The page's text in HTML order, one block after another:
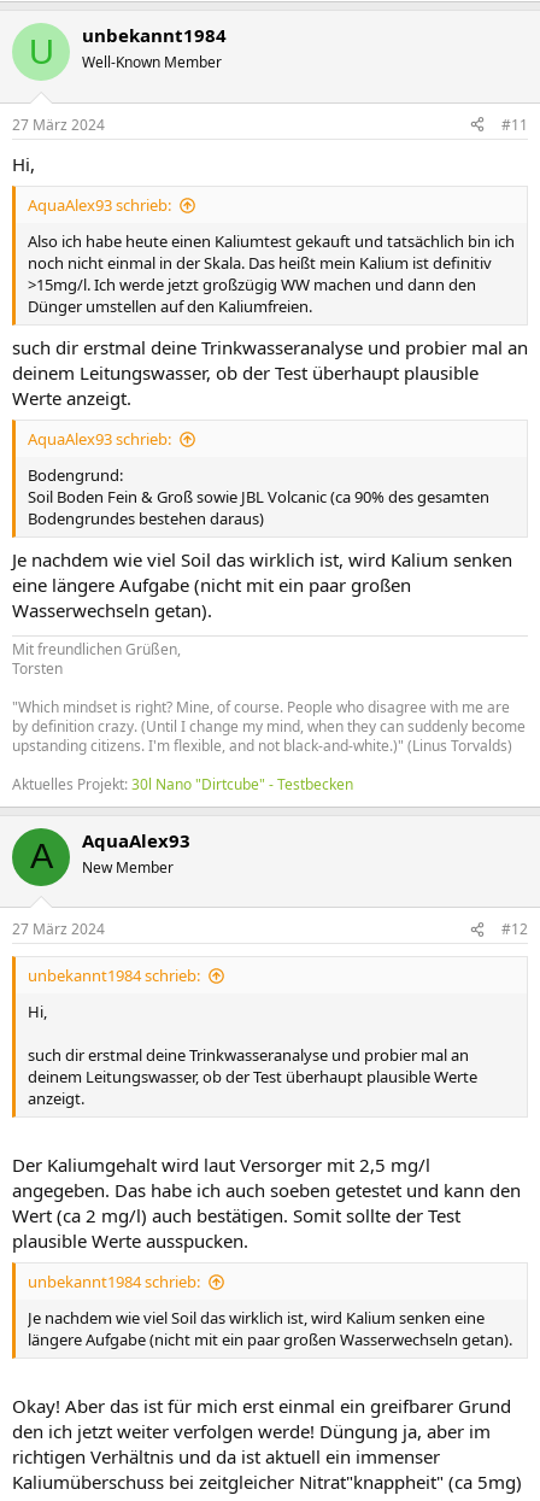
k
i
e
:
U unbekannt1984
Well-Known Member
27 März 2024 #11
Hi,
AquaAlex93 schrieb:
Also ich habe heute einen Kaliumtest gekauft und tatsächlich bin ich
noch nicht einmal in der Skala. Das heißt mein Kalium ist definitiv
>15mg/l. Ich werde jetzt großzügig WW machen und dann den
Dünger umstellen auf den Kaliumfreien.
such dir erstmal deine Trinkwasseranalyse und probier mal an
deinem Leitungswasser, ob der Test überhaupt plausible
Werte anzeigt.
AquaAlex93 schrieb:
Bodengrund:
Soil Boden Fein & Groß sowie JBL Volcanic (ca 90% des gesamten
Bodengrundes bestehen daraus)
Je nachdem wie viel Soil das wirklich ist, wird Kalium senken
eine längere Aufgabe (nicht mit ein paar großen
Wasserwechseln getan).
Mit freundlichen Grüßen,
Torsten
"Which mindset is right? Mine, of course. People who disagree with me are
by definition crazy. (Until I change my mind, when they can suddenly become
upstanding citizens. I'm flexible, and not black-and-white.)" (Linus Torvalds)
Aktuelles Projekt:30l Nano "Dirtcube" - Testbecken
A AquaAlex93
New Member
27 März 2024 #12
unbekannt1984 schrieb:
Hi,
such dir erstmal deine Trinkwasseranalyse und probier mal an
deinem Leitungswasser, ob der Test überhaupt plausible Werte
anzeigt.
Der Kaliumgehalt wird laut Versorger mit 2,5 mg/l
angegeben. Das habe ich auch soeben getestet und kann den
Wert (ca 2 mg/l) auch bestätigen. Somit sollte der Test
plausible Werte ausspucken.
unbekannt1984 schrieb:
Je nachdem wie viel Soil das wirklich ist, wird Kalium senken eine
längere Aufgabe (nicht mit ein paar großen Wasserwechseln getan).
Okay! Aber das ist für mich erst einmal ein greifbarer Grund
den ich jetzt weiter verfolgen werde! Düngung ja, aber im
richtigen Verhältnis und da ist aktuell ein immenser
Kaliumüberschuss bei zeitgleicher Nitrat"knappheit" (ca 5mg)